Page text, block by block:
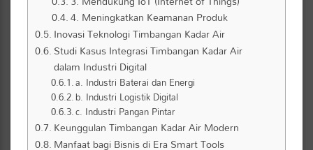
4. Meningkatkan Keamanan Produk
Inovasi Teknologi Timbangan Kadar Air
Studi Kasus Integrasi Timbangan Kadar Air
dalam Industri Digital
a. Industri Baterai dan Energi
b. Industri Logistik Digital
c. Industri Pangan Pintar
Keunggulan Timbangan Kadar Air Modern
Manfaat bagi Bisnis di Era Smart Tools